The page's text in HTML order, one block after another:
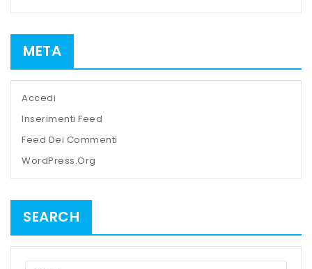
META
Accedi
Inserimenti Feed
Feed Dei Commenti
WordPress.org
SEARCH